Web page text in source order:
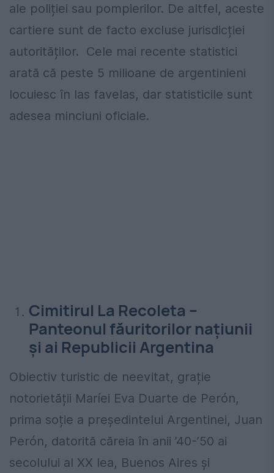
ale poliției sau pompierilor. De altfel, aceste
cartiere sunt de facto excluse jurisdicției
autorităților. Cele mai recente statistici
arată că peste 5 milioane de argentinieni
locuiesc în las favelas, dar statisticile sunt
adesea minciuni oficiale.
Cimitirul La Recoleta –
Panteonul făuritorilor națiunii
și ai Republicii Argentina
Obiectiv turistic de neevitat, grație
notorietății Maríei Eva Duarte de Perón,
prima soție a președintelui Argentinei, Juan
Perón, datorită căreia în anii ’40-’50 ai
secolului al XX lea, Buenos Aires și